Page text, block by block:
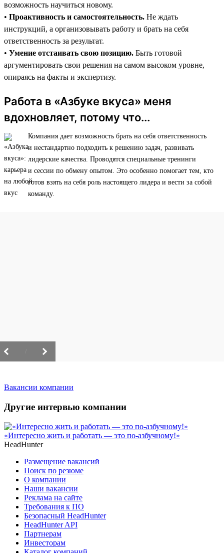
возможность научиться новому.
• Проактивность и самостоятельность. Не ждать
инструкций, а организовывать работу и брать на себя
ответственность за результат.
• Умение отстаивать свою позицию. Быть готовой
аргументировать свои решения на самом высоком уровне,
опираясь на факты и экспертизу.
Работа в «Азбуке вкуса» меня
вдохновляет, потому что...
Компания дает возможность брать на себя ответственность
и нестандартно подходить к решению задач, развивать
лидерские качества. Проводятся специальные тренинги
и сессии по обмену опытом. Это особенно помогает тем, кто
готов взять на себя роль настоящего лидера и вести за собой
команду.
Вакансии компании
Другие интервью компании
«Интересно жить и работать — это по-азбучному!»
HeadHunter
Размещение вакансий
Поиск по резюме
О компании
Наши вакансии
Реклама на сайте
Требования к ПО
Безопасный HeadHunter
HeadHunter API
Партнерам
Инвесторам